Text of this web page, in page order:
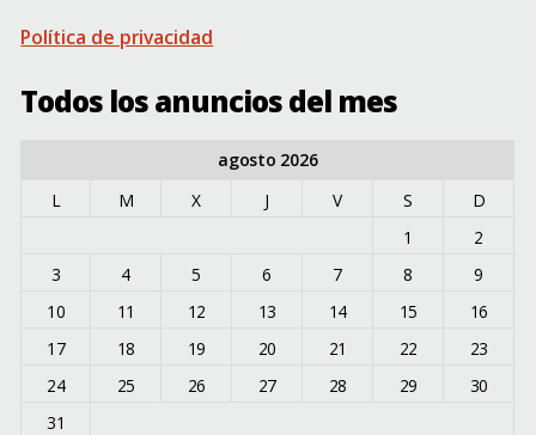
Política de privacidad
Todos los anuncios del mes
agosto 2026
L
M X J V S
D
1
2
3
4 5 6 7 8
9
10
11 12 13 14 15
16
17
18 19 20 21 22
23
24
25 26 27 28 29
30
31